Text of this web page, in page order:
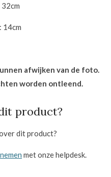
14cm
afwijken van de foto.
worden ontleend.
product?
dit product?
met onze helpdesk.